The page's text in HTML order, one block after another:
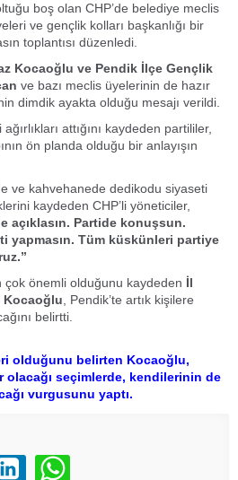
boş olan CHP’de belediye meclis
ve gençlik kolları başkanlığı bir
toplantısı düzenledi.
Kocaoğlu ve Pendik İlçe Gençlik
ve bazı meclis üyelerinin de hazır
dimdik ayakta olduğu mesajı verildi.
attığını kaydeden partililer,
ön planda olduğu bir anlayışın
ve kahvehanede dedikodu siyaseti
kaydeden CHP’li yöneticiler,
açıklasın. Partide konuşsun.
yapmasın. Tüm küskünleri partiye
çok önemli olduğunu kaydeden İl
Kocaoğlu , Pendik’te artık kişilere
belirtti.
olduğunu belirten Kocaoğlu,
olacağı seçimlerde, kendilerinin de
vurgusunu yaptı.